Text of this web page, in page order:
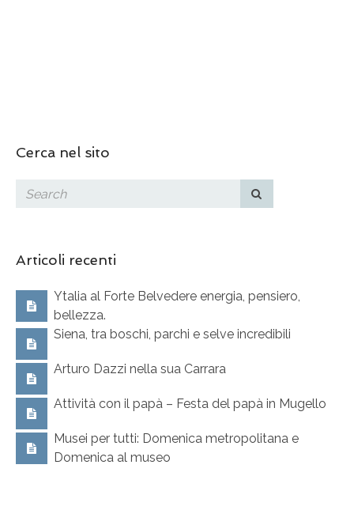
Cerca nel sito
Articoli recenti
Ytalia al Forte Belvedere energia, pensiero,
bellezza.
Siena, tra boschi, parchi e selve incredibili
Arturo Dazzi nella sua Carrara
Attività con il papà – Festa del papà in Mugello
Musei per tutti: Domenica metropolitana e
Domenica al museo